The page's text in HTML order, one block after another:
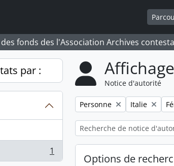
fonds des l'Association Archives
par :
1
Notice d'autorité
Remove filter:
Personne Remove
Italie
Options de